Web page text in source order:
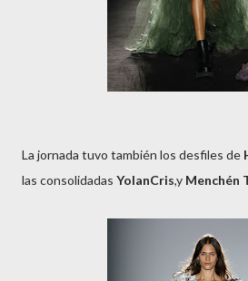
La jornada tuvo también los desfiles de
las consolidadas YolanCris,y Menchén